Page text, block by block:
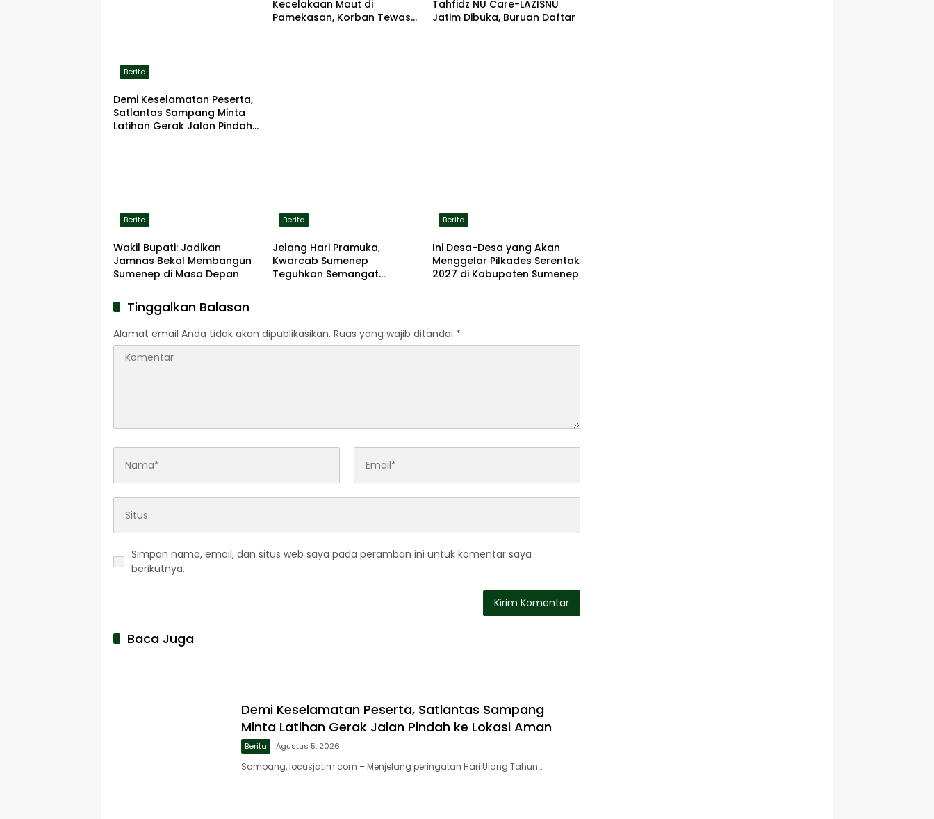
Berita
Demi Keselamatan Peserta,
Satlantas Sampang Minta
Latihan Gerak Jalan Pindah
Kecelakaan Maut di
Pamekasan, Korban Tewas
Tahfidz NU Care-LAZISNU
Jatim Dibuka, Buruan Daftar
Berita
Wakil Bupati: Jadikan
Jamnas Bekal Membangun
Sumenep di Masa Depan
Berita
Jelang Hari Pramuka,
Kwarcab Sumenep
Teguhkan Semangat
Berita
Ini Desa-Desa yang Akan
Menggelar Pilkades Serentak
2027 di Kabupaten Sumenep
Tinggalkan Balasan
Alamat email Anda tidak akan dipublikasikan. Ruas yang wajib ditandai *
Simpan nama, email, dan situs web saya pada peramban ini untuk komentar saya
berikutnya.
Baca Juga
Demi Keselamatan Peserta, Satlantas Sampang
Minta Latihan Gerak Jalan Pindah ke Lokasi Aman
Berita Agustus 5, 2026
Sampang, locusjatim.com – Menjelang peringatan Hari Ulang Tahun…